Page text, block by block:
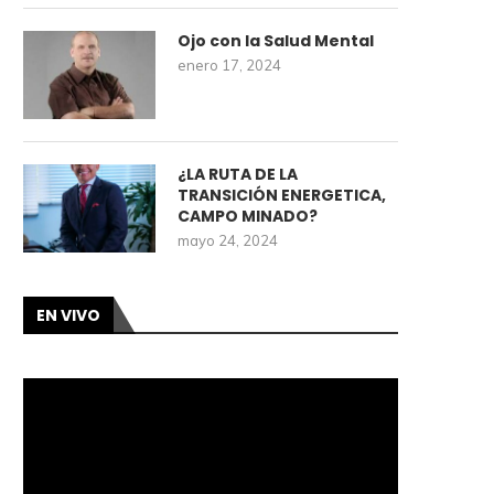
Ojo con la Salud Mental
enero 17, 2024
¿LA RUTA DE LA
TRANSICIÓN ENERGETICA,
CAMPO MINADO?
mayo 24, 2024
EN VIVO